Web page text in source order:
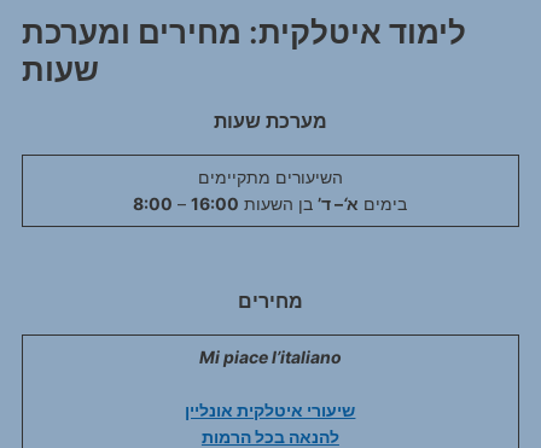
לימוד איטלקית: מחירים ומערכת
שעות
מערכת שעות
השיעורים מתקיימים
בימים א‘– ד’בן השעות 16:00
–
8:00
מחירים
Mi piace l’italiano
שיעורי איטלקית אונליין
להנאה בכל הרמות